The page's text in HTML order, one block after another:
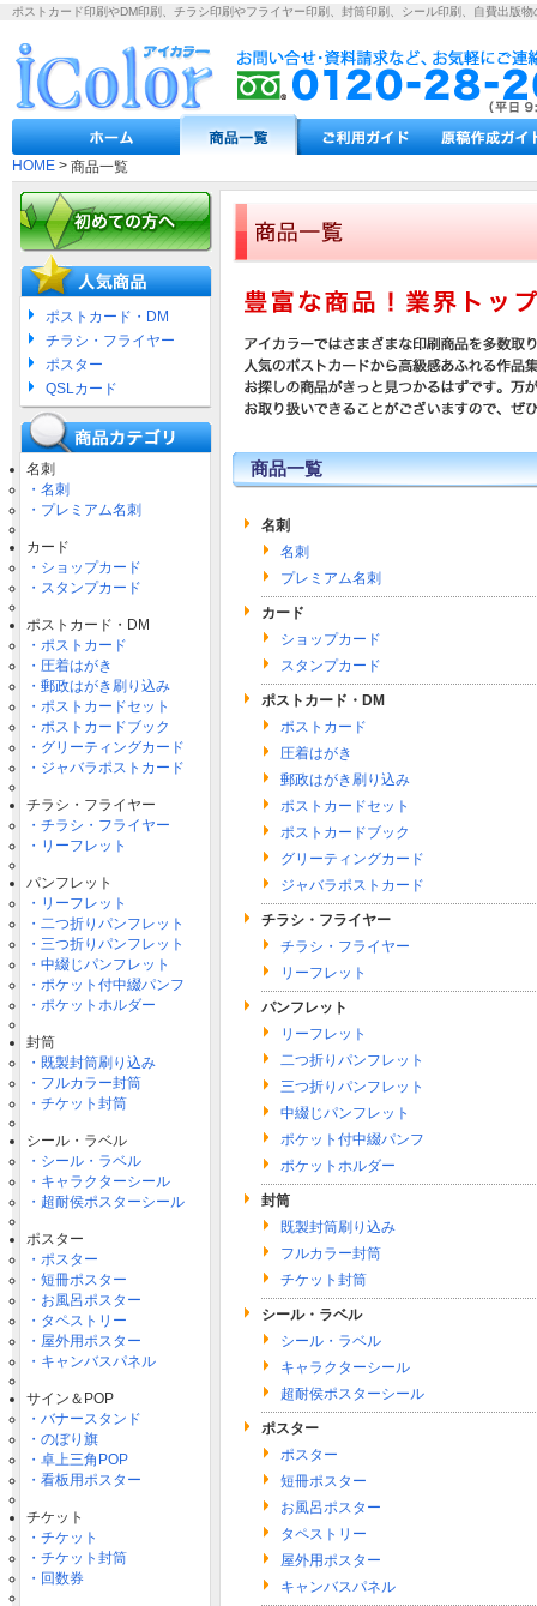
ポストカード印刷やDM印刷、チラシ印刷やフライヤー印刷、封筒印刷、シール印刷、自費出版物
HOME > 商品一覧
ポストカード・DM
チラシ・フライヤー
ポスター
QSLカード
名刺
・名刺
・プレミアム名刺
カード
・ショップカード
・スタンプカード
ポストカード・DM
・ポストカード
・圧着はがき
・郵政はがき刷り込み
・ポストカードセット
・ポストカードブック
・グリーティングカード
・ジャバラポストカード
チラシ・フライヤー
・チラシ・フライヤー
・リーフレット
パンフレット
・リーフレット
・二つ折りパンフレット
・三つ折りパンフレット
・中綴じパンフレット
・ポケット付中綴パンフ
・ポケットホルダー
封筒
・既製封筒刷り込み
・フルカラー封筒
・チケット封筒
シール・ラベル
・シール・ラベル
・キャラクターシール
・超耐侯ポスターシール
ポスター
・ポスター
・短冊ポスター
・お風呂ポスター
・タペストリー
・屋外用ポスター
・キャンバスパネル
サイン＆POP
・バナースタンド
・のぼり旗
・卓上三角POP
・看板用ポスター
チケット
・チケット
・チケット封筒
・回数券
商品一覧
名刺
名刺
プレミアム名刺
カード
ショップカード
スタンプカード
ポストカード・DM
ポストカード
圧着はがき
郵政はがき刷り込み
ポストカードセット
ポストカードブック
グリーティングカード
ジャバラポストカード
チラシ・フライヤー
チラシ・フライヤー
リーフレット
パンフレット
リーフレット
二つ折りパンフレット
三つ折りパンフレット
中綴じパンフレット
ポケット付中綴パンフ
ポケットホルダー
封筒
既製封筒刷り込み
フルカラー封筒
チケット封筒
シール・ラベル
シール・ラベル
キャラクターシール
超耐侯ポスターシール
ポスター
ポスター
短冊ポスター
お風呂ポスター
タペストリー
屋外用ポスター
キャンバスパネル